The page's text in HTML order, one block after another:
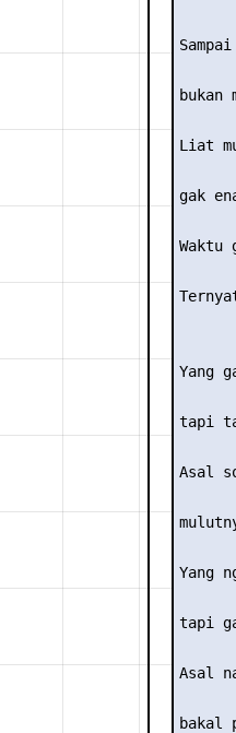
bukan
Liat
gak
Waktu
Yang
tapi
Asal
Yang
tapi
Asal
bakal